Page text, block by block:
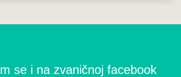
se i na zvaničnoj facebook